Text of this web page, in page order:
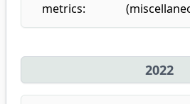
metrics:
2022